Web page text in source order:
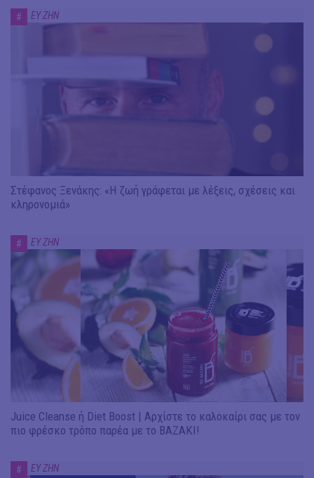
# ΕΥ ΖΗΝ
Στέφανος Ξενάκης: «Η ζωή γράφεται με λέξεις, σχέσεις και
κληρονομιά»
# ΕΥ ΖΗΝ
Juice Cleanse ή Diet Boost | Αρχίστε το καλοκαίρι σας με τον
πιο φρέσκο τρόπο παρέα με το ΒΑΖΑΚΙ!
# ΕΥ ΖΗΝ